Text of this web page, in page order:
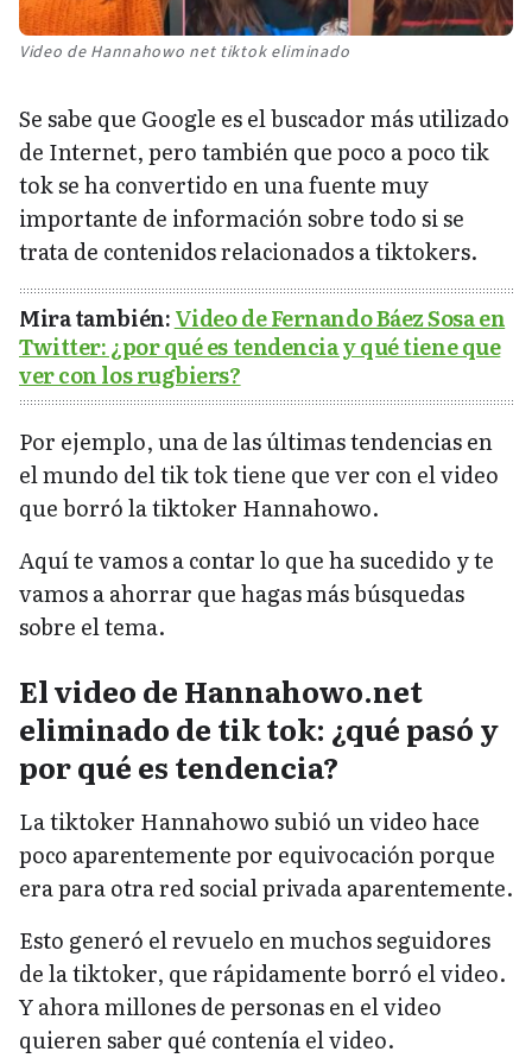
Video de Hannahowo net tiktok eliminado
Se sabe que Google es el buscador más utilizado
de Internet, pero también que poco a poco tik
tok se ha convertido en una fuente muy
importante de información sobre todo si se
trata de contenidos relacionados a tiktokers.
Mira también:Video de Fernando Báez Sosa en
Twitter: ¿por qué es tendencia y qué tiene que
ver con los rugbiers?
Por ejemplo, una de las últimas tendencias en
el mundo del tik tok tiene que ver con el video
que borró la tiktoker Hannahowo.
Aquí te vamos a contar lo que ha sucedido y te
vamos a ahorrar que hagas más búsquedas
sobre el tema.
El video de Hannahowo.net
eliminado de tik tok: ¿qué pasó y
por qué es tendencia?
La tiktoker Hannahowo subió un video hace
poco aparentemente por equivocación porque
era para otra red social privada aparentemente.
Esto generó el revuelo en muchos seguidores
de la tiktoker, que rápidamente borró el video.
Y ahora millones de personas en el video
quieren saber qué contenía el video.